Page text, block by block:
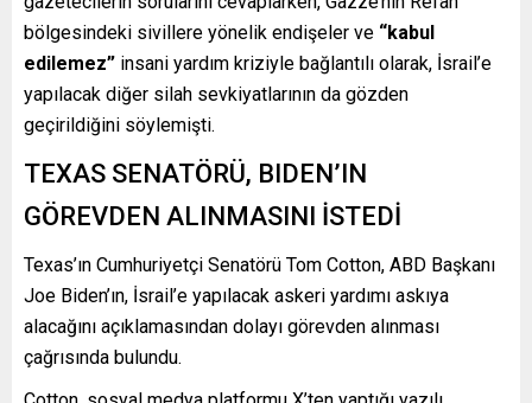
bölgesindeki sivillere yönelik endişeler ve “kabul
edilemez” insani yardım kriziyle bağlantılı olarak, İsrail’e
yapılacak diğer silah sevkiyatlarının da gözden
geçirildiğini söylemişti.
TEXAS SENATÖRÜ, BIDEN’IN
GÖREVDEN ALINMASINI İSTEDİ
Texas’ın Cumhuriyetçi Senatörü Tom Cotton, ABD Başkanı
Joe Biden’ın, İsrail’e yapılacak askeri yardımı askıya
alacağını açıklamasından dolayı görevden alınması
çağrısında bulundu.